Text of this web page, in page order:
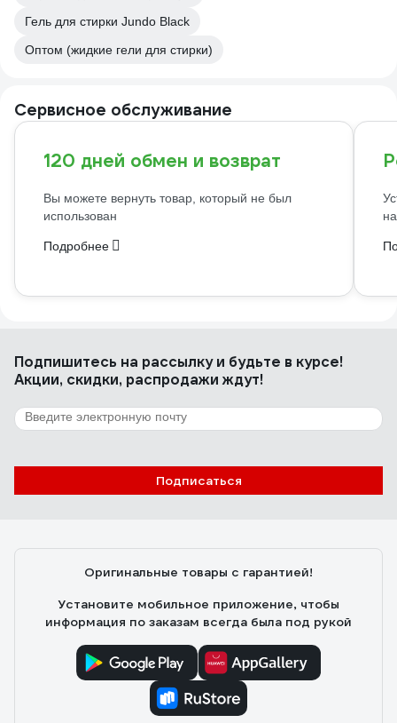
Гель для стирки Jundo Black
Оптом (жидкие гели для стирки)
Сервисное обслуживание
120 дней обмен и возврат
Вы можете вернуть товар, который не был
использован
Подробнее
Подпишитесь на рассылкуи будьте в курсе!
Акции, скидки, распродажи ждут!
Подписаться
Оригинальные товары с гарантией!
Установите мобильное приложение, чтобы
информация по заказам всегда была под рукой